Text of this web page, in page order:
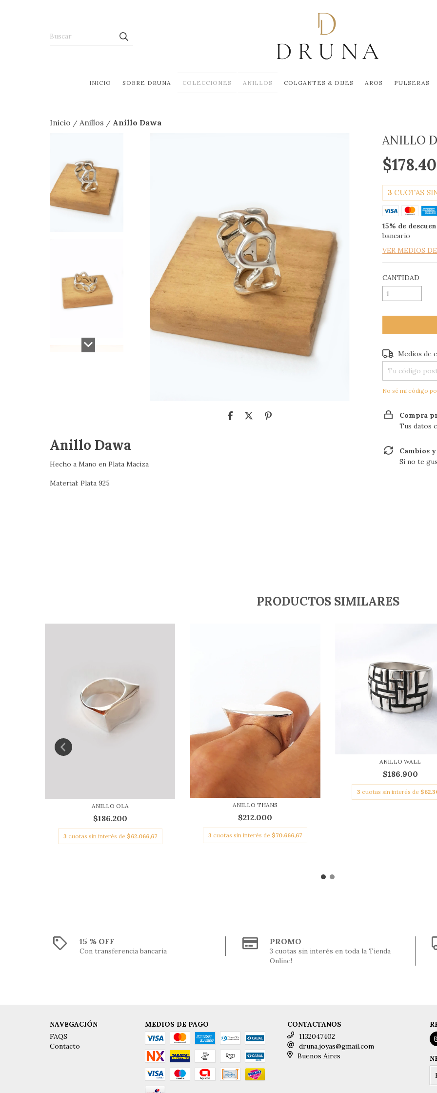
INICIO SOBRE DRUNA COLECCIONES ANILLOS COLGANTES & DIJES AROS PULSERAS
Inicio / Anillos / Anillo Dawa
Anillo Dawa
Hecho a Mano en Plata Maciza
Material: Plata 925
ANILLO
3 CUOTAS
15% de
bancario
VER MEDIOS
CANTIDAD
Entregas para el
Medios de
No sé mi código
Compra
Tus datos
Cambios
Si no te
PRODUCTOS SIMILARES
ANILLO OLA
$186.200
3 cuotas sin interés de $62.066,67
ANILLO THANS
$212.000
3 cuotas sin interés de $70.666,67
ANILLO WALL
$186.900
3 cuotas sin interés de
15 % OFF
Con transferencia bancaria
PROMO
3 cuotas sin interés en toda la Tienda
Online!
NAVEGACIÓN
FAQS
Contacto
MEDIOS DE PAGO
CONTACTANOS
1132047402
druna.joyas@gmail.com
Buenos Aires